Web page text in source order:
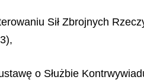
Sił Zbrojnych
o Służbie